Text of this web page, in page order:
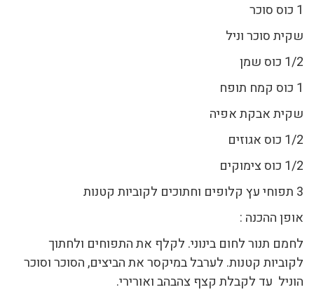
1 כוס סוכר
שקית סוכר וניל
1/2 כוס שמן
1 כוס קמח תופח
שקית אבקת אפיה
1/2 כוס אגוזים
1/2 כוס צימוקים
3 תפוחי עץ קלופים וחתוכים לקוביות קטנות
אופן ההכנה :
לחמם תנור לחום בינוני. לקלף את התפוחים ולחתוך
לקוביות קטנות. לערבל במיקסר את הביצים, הסוכר וסוכר
הוניל עד לקבלת קצף צהבהב ואורירי.